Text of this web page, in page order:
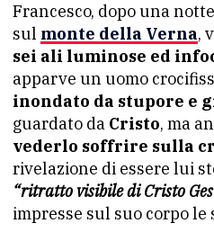
Francesco, dopo una
sul monte della Verna,
sei ali luminose ed
apparve un uomo
inondato da stupore e
guardato da Cristo, ma
vederlo soffrire sulla
rivelazione di essere lui
“ritratto visibile di Cristo
impresse sul suo corpo le